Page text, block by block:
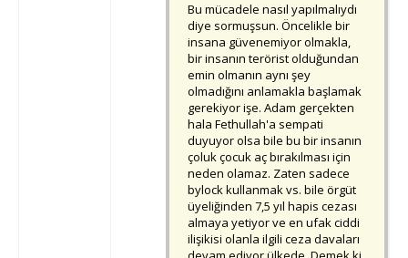
Bu mücadele nasıl yapılmalıydı
diye sormuşsun. Öncelikle bir
insana güvenemiyor olmakla,
bir insanın terörist olduğundan
emin olmanın aynı şey
olmadığını anlamakla başlamak
gerekiyor işe. Adam gerçekten
hala Fethullah'a sempati
duyuyor olsa bile bu bir insanın
çoluk çocuk aç bırakılması için
neden olamaz. Zaten sadece
bylock kullanmak vs. bile örgüt
üyeliğinden 7,5 yıl hapis cezası
almaya yetiyor ve en ufak ciddi
ilişikisi olanla ilgili ceza davaları